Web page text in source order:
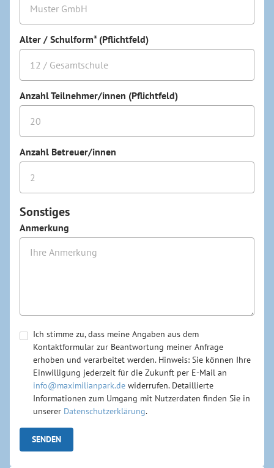
Alter / Schulform* (Pflichtfeld)
Anzahl Teilnehmer/innen (Pflichtfeld)
Anzahl Betreuer/innen
Sonstiges
Anmerkung
Ich stimme zu, dass meine Angaben aus dem
Kontaktformular zur Beantwortung meiner Anfrage
erhoben und verarbeitet werden. Hinweis: Sie können Ihre
Einwilligung jederzeit für die Zukunft per E-Mail an
info@maximilianpark.de widerrufen. Detaillierte
Informationen zum Umgang mit Nutzerdaten finden Sie in
unserer Datenschutzerklärung.